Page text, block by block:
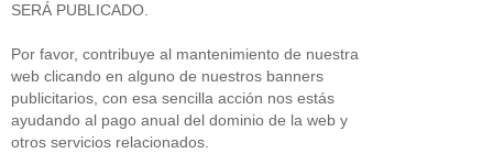
SERÁ PUBLICADO.
Por favor, contribuye al mantenimiento de nuestra
web clicando en alguno de nuestros banners
publicitarios, con esa sencilla acción nos estás
ayudando al pago anual del dominio de la web y
otros servicios relacionados.